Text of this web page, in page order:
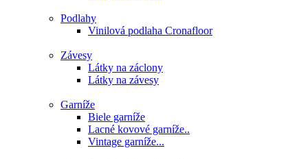
Podlahy
Vinilová podlaha Cronafloor
Závesy
Látky na záclony
Látky na závesy
Garníže
Biele garníže
Lacné kovové garníže..
Vintage garníže...